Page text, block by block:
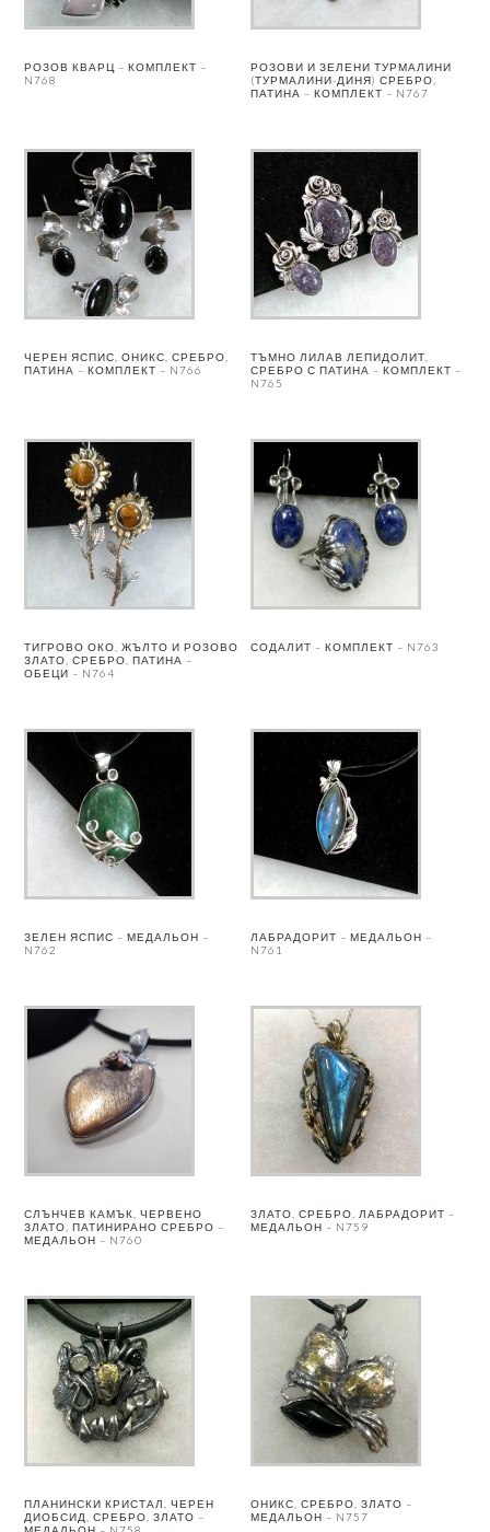
РОЗОВ КВАРЦ – КОМПЛЕКТ –
N768
РОЗОВИ И ЗЕЛЕНИ ТУРМАЛИНИ
(ТУРМАЛИНИ-ДИНЯ) СРЕБРО,
ПАТИНА – КОМПЛЕКТ – N767
ЧЕРЕН ЯСПИС, ОНИКС, СРЕБРО,
ПАТИНА – КОМПЛЕКТ – N766
ТЪМНО ЛИЛАВ ЛЕПИДОЛИТ,
СРЕБРО С ПАТИНА – КОМПЛЕКТ –
N765
ТИГРОВО ОКО, ЖЪЛТО И РОЗОВО
ЗЛАТО, СРЕБРО, ПАТИНА –
ОБЕЦИ – N764
СОДАЛИТ – КОМПЛЕКТ – N763
ЗЕЛЕН ЯСПИС – МЕДАЛЬОН –
N762
ЛАБРАДОРИТ – МЕДАЛЬОН –
N761
СЛЪНЧЕВ КАМЪК, ЧЕРВЕНО
ЗЛАТО, ПАТИНИРАНО СРЕБРО –
МЕДАЛЬОН – N760
ЗЛАТО, СРЕБРО, ЛАБРАДОРИТ –
МЕДАЛЬОН – N759
ПЛАНИНСКИ КРИСТАЛ, ЧЕРЕН
ДИОБСИД, СРЕБРО, ЗЛАТО –
ОНИКС, СРЕБРО, ЗЛАТО –
МЕДАЛЬОН – N757